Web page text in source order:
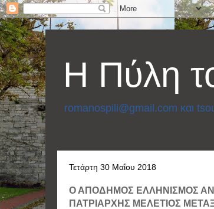
Η Πύλη
romanospili@gmail.com και
Τετάρτη 30 Μαΐου 2018
Ο ΑΠΟΔΗΜΟΣ ΕΛΛΗΝΙΣΜΟΣ
ΠΑΤΡΙΑΡΧΗΣ ΜΕΛΕΤΙΟΣ